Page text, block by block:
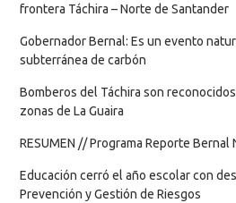
frontera Táchira – Norte de Santander
Gobernador Bernal: Es un evento
subterránea de carbón
Bomberos del Táchira son
zonas de La Guaira
RESUMEN // Programa Reporte Bernal
Educación cerró el año escolar con
Prevención y Gestión de Riesgos